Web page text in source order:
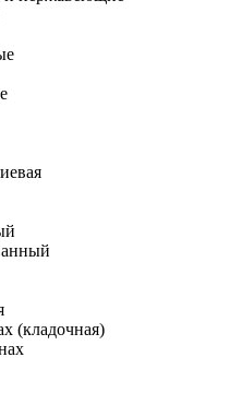
(кладочная)